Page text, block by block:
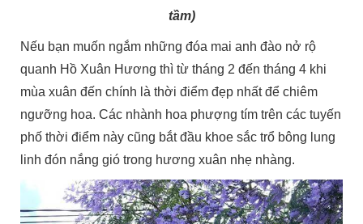
tầm)
Nếu bạn muốn ngắm những đóa mai anh đào nở rộ
quanh Hồ Xuân Hương thì từ tháng 2 đến tháng 4 khi
mùa xuân đến chính là thời điểm đẹp nhất để chiêm
ngưỡng hoa. Các nhành hoa phượng tím trên các tuyến
phố thời điểm này cũng bắt đầu khoe sắc trổ bông lung
linh đón nắng gió trong hương xuân nhẹ nhàng.